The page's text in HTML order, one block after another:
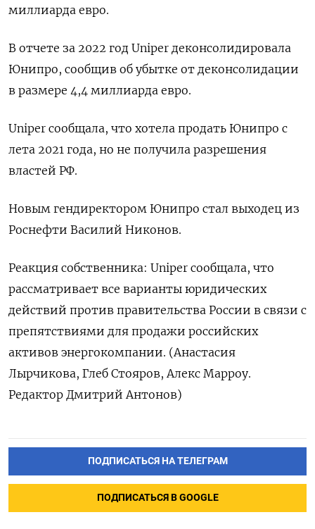
миллиарда евро.
В отчете за 2022 год Uniper деконсолидировала
Юнипро, сообщив об убытке от деконсолидации
в размере 4,4 миллиарда евро.
Uniper сообщала, что хотела продать Юнипро с
лета 2021 года, но не получила разрешения
властей РФ.
Новым гендиректором Юнипро стал выходец из
Роснефти Василий Никонов.
Реакция собственника: Uniper сообщала, что
рассматривает все варианты юридических
действий против правительства России в связи с
препятствиями для продажи российских
активов энергокомпании. (Анастасия
Лырчикова, Глеб Стояров, Алекс Марроу.
Редактор Дмитрий Антонов)
ПОДПИСАТЬСЯ НА ТЕЛЕГРАМ
ПОДПИСАТЬСЯ В GOOGLE